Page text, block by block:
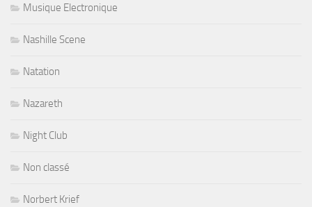
Musique Electronique
Nashille Scene
Natation
Nazareth
Night Club
Non classé
Norbert Krief